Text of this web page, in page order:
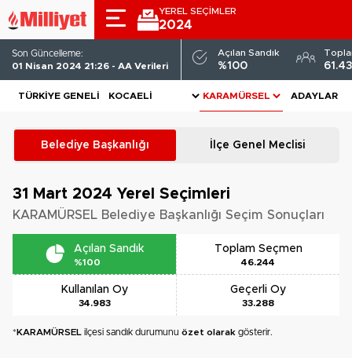
YEREL SEÇİMLER
2024
Son Güncelleme:
01 Nisan 2024 21:26 - AA Verileri
Açılan Sandık
%100
TÜRKIYE GENELI ADAYLAR
Belediye Başkanlığı İlçe Genel Meclisi
31 Mart 2024 Yerel Seçimleri
KARAMÜRSEL Belediye Başkanlığı Seçim Sonuçları
Açılan Sandık
%100
Toplam Seçmen
46.244
Kullanılan Oy
34.983
Geçerli Oy
33.288
*KARAMÜRSEL ilçesi sandık durumunu özet olarak gösterir.